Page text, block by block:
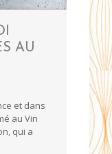
AU
et dans
au Vin
qui a